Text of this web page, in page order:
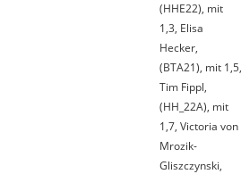
(HHE22), mit
1,3, Elisa
Hecker,
(BTA21), mit 1,5,
Tim Fippl,
(HH_22A), mit
1,7, Victoria von
Mrozik-
Gliszczynski,